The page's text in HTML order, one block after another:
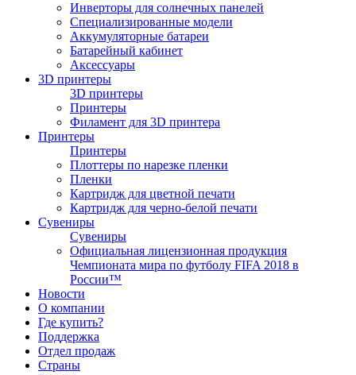
Инверторы для солнечных панелей
Специализированные модели
Аккумуляторные батареи
Батарейный кабинет
Аксессуары
3D принтеры
3D принтеры
Принтеры
Филамент для 3D принтера
Принтеры
Принтеры
Плоттеры по нарезке пленки
Пленки
Картридж для цветной печати
Картридж для черно-белой печати
Сувениры
Сувениры
Официальная лицензионная продукция
Чемпионата мира по футболу FIFA 2018 в
России™
Новости
О компании
Где купить?
Поддержка
Отдел продаж
Страны